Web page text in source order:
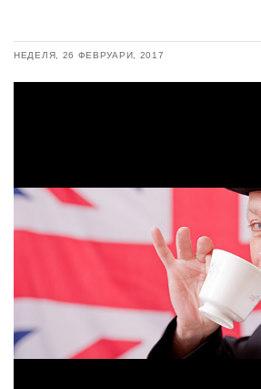
НЕДЕЛЯ, 26 ФЕВРУАРИ, 2017